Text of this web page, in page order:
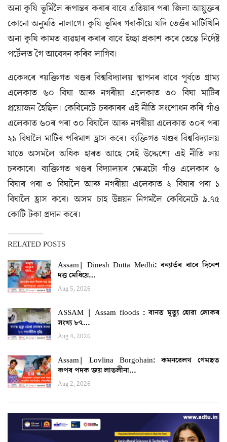
অনা কৃষি ভূমিলৈ ৰূপান্তৰ কৰাৰ বাবে এতিয়াৰ পৰা জিলা আয়ুক্তৰ
কোনো অনুমতি নালাগে। কৃষি ভূমিৰ গৰাকীয়ে যদি তেওঁৰ মাটিখিনি
অনা কৃষি কামত ব্যৱহাৰ কৰাৰ বাবে ইচ্ছা প্ৰকাশ কৰে তেন্তে নিৰ্দেষ্ট
পৰ্টেলত গৈ আবেদন কৰিব লাগিব।
একেদৰে ব্য়ক্তিগত খণ্ডৰ বিশ্ববিদ্যালয় স্থাপনৰ বাবে পূৰ্বতে গ্ৰাম্য
এলেকাত ৬০ বিঘা আৰু নগৰীয়া এলেকাত ৩০ বিঘা মাটিৰ
প্ৰয়োজন হৈছিল। কেবিনেটে চৰকাৰৰ এই নীতি সংশোধন কৰি গাঁও
এলেকাত ৬০ৰ পৰা ৩০ বিঘালৈ আৰু নগৰীয়া এলেকাত ৩০ৰ পৰা
২১ বিঘালৈ মাটিৰ পৰিমাণ হ্ৰাস কৰে। ব্যক্তিগত খণ্ডৰ বিশ্ববিদ্যালয়
যাতে অসমলৈ অধিক হাৰত আহে সেই উদ্দেশ্যে এই নীতি লয়
চৰকাৰে। ব্যক্তিগত খণ্ডৰ বিদ্যালয়ৰ ক্ষেত্ৰটো গাঁও এলেকাৰ ৬
বিঘাৰ পৰা ৩ বিঘালৈ আৰু নগৰীয়া এলেকাত ২ বিঘাৰ পৰা ১
বিঘালৈ হ্ৰাস কৰে। অসম চাহ উন্নয়ন নিগমলৈ কেবিনেটে ৯.৭৫
কোটি টকা প্ৰদান কৰে।
RELATED POSTS
Assam| Dinesh Dutta Medhi: বন্যাৰ্তৰ বাবে দিনেশ
দত্ত মেধিয়ে…
Aug 5, 2026
ASSAM | Assam floods : বানত মৃত্যু হোৱা লোকৰ
সংখ্য ৮৭…
Aug 4, 2026
Assam| Lovlina Borgohain: কমনৱেলথ গেমছত
ৰূপৰ পদক জয় লাভলীনা…
Aug 2, 2026